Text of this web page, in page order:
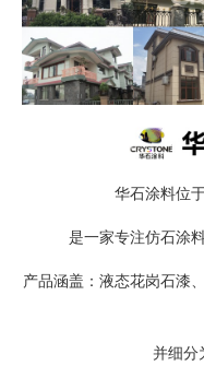
华石涂料位
是一家专注仿石涂
产品涵盖：液态花岗石漆
并细分